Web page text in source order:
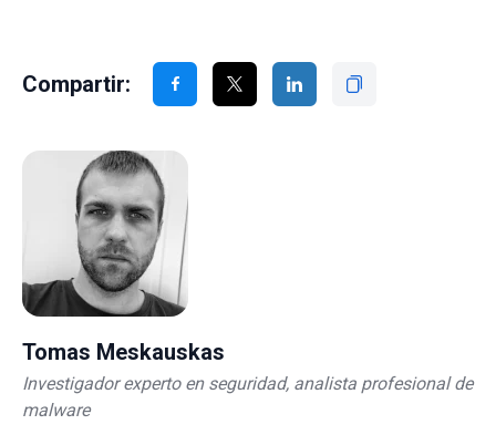
Compartir:
Tomas Meskauskas
Investigador experto en seguridad, analista profesional de
malware